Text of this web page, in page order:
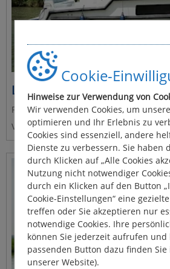
Cookie-
Hinweise zur Verwendung von
Wir verwenden Cookies, um
optimieren und Ihr Erlebnis zu
Cookies sind essenziell, andere
Dienste zu verbessern. Sie haben
durch Klicken auf „Alle Cookies
Nutzung nicht notwendiger
durch ein Klicken auf den Button
Cookie-Einstellungen“ eine
treffen oder Sie akzeptieren nur
notwendige Cookies. Ihre
können Sie jederzeit aufrufen und
passenden Button dazu finden
unserer Website).
Liberty
Platz für 4 - 5 Personen
Vermieter: Le Boat